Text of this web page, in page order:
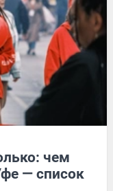
чем
— список